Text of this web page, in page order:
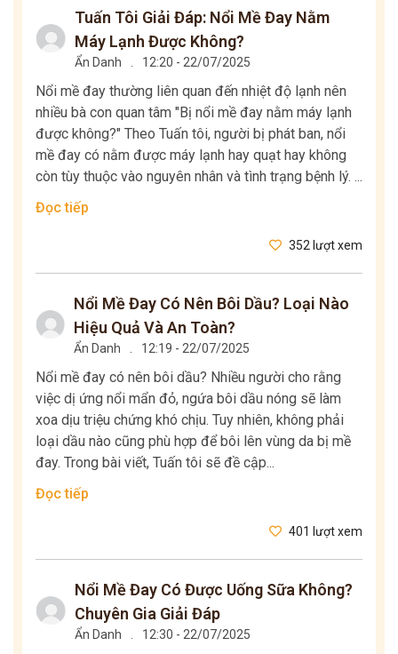
Tuấn Tôi Giải Đáp: Nổi Mề Đay Nằm
Máy Lạnh Được Không?
Ẩn Danh 12:20 - 22/07/2025
Nổi mề đay thường liên quan đến nhiệt độ lạnh nên
nhiều bà con quan tâm "Bị nổi mề đay nằm máy lạnh
được không?" Theo Tuấn tôi, người bị phát ban, nổi
mề đay có nằm được máy lạnh hay quạt hay không
còn tùy thuộc vào nguyên nhân và tình trạng bệnh lý. ...
Đọc tiếp
352 lượt xem
Nổi Mề Đay Có Nên Bôi Dầu? Loại Nào
Hiệu Quả Và An Toàn?
Ẩn Danh 12:19 - 22/07/2025
Nổi mề đay có nên bôi dầu? Nhiều người cho rằng
việc dị ứng nổi mẩn đỏ, ngứa bôi dầu nóng sẽ làm
xoa dịu triệu chứng khó chịu. Tuy nhiên, không phải
loại dầu nào cũng phù hợp để bôi lên vùng da bị mề
đay. Trong bài viết, Tuấn tôi sẽ đề cập...
Đọc tiếp
401 lượt xem
Nổi Mề Đay Có Được Uống Sữa Không?
Chuyên Gia Giải Đáp
Ẩn Danh 12:30 - 22/07/2025